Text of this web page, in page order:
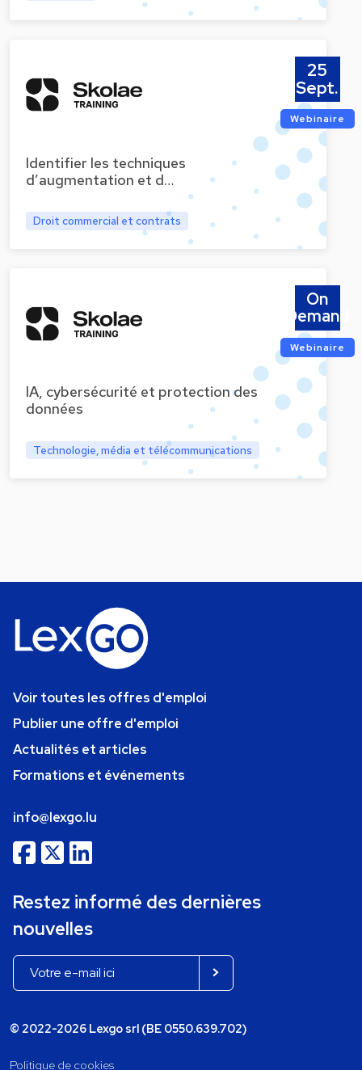
Identifier les techniques
d’augmentation et d…
Droit commercial et contrats
25
Sept.
Webinaire
IA, cybersécurité et protection des
données
Technologie, média et télécommunications
On
Demand
Webinaire
Voir toutes les offres d'emploi
Publier une offre d'emploi
Actualités et articles
Formations et événements
info@lexgo.lu
Restez informé des dernières
nouvelles
© 2022-2026 Lexgo srl (BE 0550.639.702)
Politique de cookies